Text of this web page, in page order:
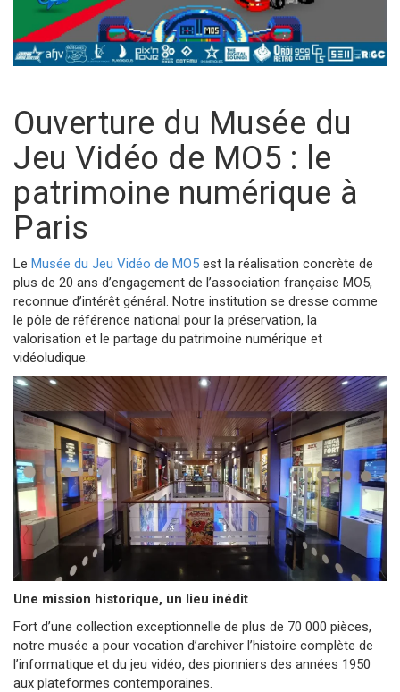
Ouverture du Musée du
Jeu Vidéo de MO5 : le
patrimoine numérique à
Paris
Le Musée du Jeu Vidéo de MO5 est la réalisation concrète de
plus de 20 ans d’engagement de l’association française MO5,
reconnue d’intérêt général. Notre institution se dresse comme
le pôle de référence national pour la préservation, la
valorisation et le partage du patrimoine numérique et
vidéoludique.
Une mission historique, un lieu inédit
Fort d’une collection exceptionnelle de plus de 70 000 pièces,
notre musée a pour vocation d’archiver l’histoire complète de
l’informatique et du jeu vidéo, des pionniers des années 1950
aux plateformes contemporaines.